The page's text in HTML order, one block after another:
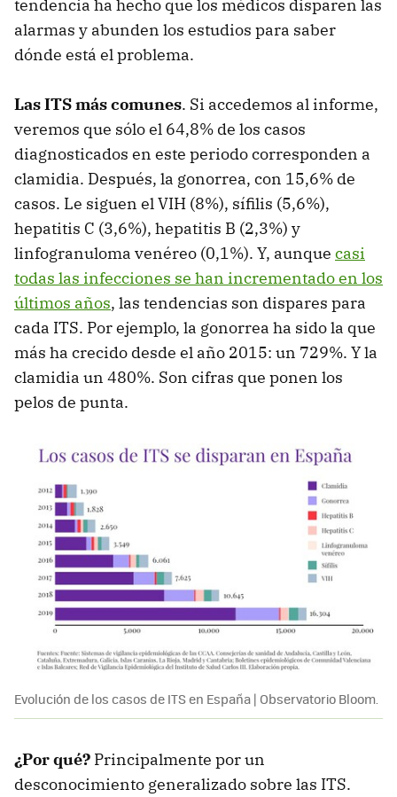
tendencia ha hecho que los médicos disparen las
alarmas y abunden los estudios para saber
dónde está el problema.
Las ITS más comunes. Si accedemos al informe,
veremos que sólo el 64,8% de los casos
diagnosticados en este periodo corresponden a
clamidia. Después, la gonorrea, con 15,6% de
casos. Le siguen el VIH (8%), sífilis (5,6%),
hepatitis C (3,6%), hepatitis B (2,3%) y
linfogranuloma venéreo (0,1%). Y, aunque casi
todas las infecciones se han incrementado en los
últimos años, las tendencias son dispares para
cada ITS. Por ejemplo, la gonorrea ha sido la que
más ha crecido desde el año 2015: un 729%. Y la
clamidia un 480%. Son cifras que ponen los
pelos de punta.
Evolución de los casos de ITS en España | Observatorio Bloom.
¿Por qué? Principalmente por un
desconocimiento generalizado sobre las ITS.